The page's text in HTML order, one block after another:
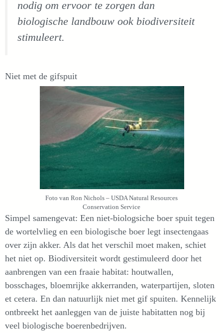
nodig om ervoor te zorgen dan
biologische landbouw ook biodiversiteit
stimuleert.
Niet met de gifspuit
Foto van Ron Nichols – USDA Natural Resources
Conservation Service
Simpel samengevat: Een niet-biologsiche boer spuit tegen
de wortelvlieg en een biologische boer legt insectengaas
over zijn akker. Als dat het verschil moet maken, schiet
het niet op. Biodiversiteit wordt gestimuleerd door het
aanbrengen van een fraaie habitat: houtwallen,
bosschages, bloemrijke akkerranden, waterpartijen, sloten
et cetera. En dan natuurlijk niet met gif spuiten. Kennelijk
ontbreekt het aanleggen van de juiste habitatten nog bij
veel biologische boerenbedrijven.